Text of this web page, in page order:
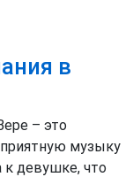
в
– это
музыку
девушке, что